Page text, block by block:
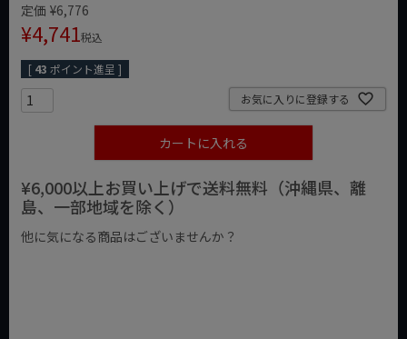
定価 ¥6,776
¥4,741税込
[ 43 ポイント進呈 ]
お気に入りに登録する
カートに入れる
¥6,000以上お買い上げで送料無料（沖縄県、離
島、一部地域を除く）
他に気になる商品はございませんか？